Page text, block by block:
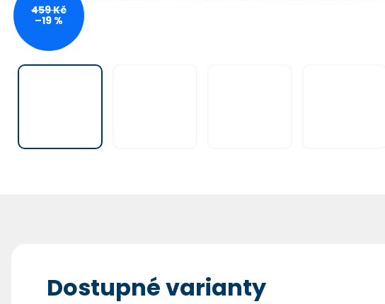
459 Kč
–19 %
Dostupné varianty